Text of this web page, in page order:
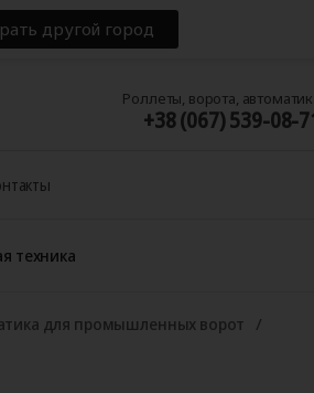
Роллеты, ворота,
+38 (067) 539-08-
техника
для промышленных ворот
другой город